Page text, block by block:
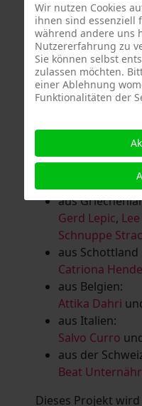
Eric Schaftlein.
aus den
Dorrety
Eekhoutund
aus
Salomé Herbst
Lanzl,Heidrun
Schaub,Vera
Serge
aus
Gerd Lepic,
Schnuppe
aus Schottland
Catriona
aus Belgien:
Attika Dahri
aus Italien:
Salvo Curro
aus der
Beat
Dieses Projekt
Wir nutzen Cookies
ihnen sind essenziell
während andere uns
Nutzererfahrung zu
Sie können selbst
zulassen möchten.
einer Ablehnung
Funktionalitäten der